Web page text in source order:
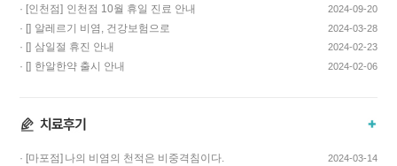
· [인천점] 인천점 10월 휴일 진료 안내 2024-09-20
· [] 알레르기 비염, 건강보험으로
치료하고 비용…
2024-03-28
· [] 삼일절 휴진 안내 2024-02-23
· [] 한알한약 출시 안내 2024-02-06
· [마포점] 나의 비염의 천적은 비중격침이다. 2024-03-14